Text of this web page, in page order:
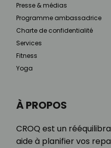
À PROPOS
CROQ est un
aide à planifier vos
Presse & médias
Programme ambassadrice
Charte de confidentialité
Services
Fitness
Yoga